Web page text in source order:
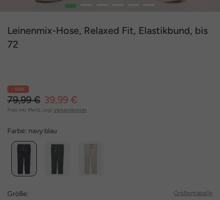
1
Leinenmix-Hose, Relaxed Fit, Elastikbund, bis
72
- 50%
79,99 € 39,99 €
Preis inkl. MwSt. zzgl. Versandkosten
Farbe: navy blau
Größe: Größentabelle